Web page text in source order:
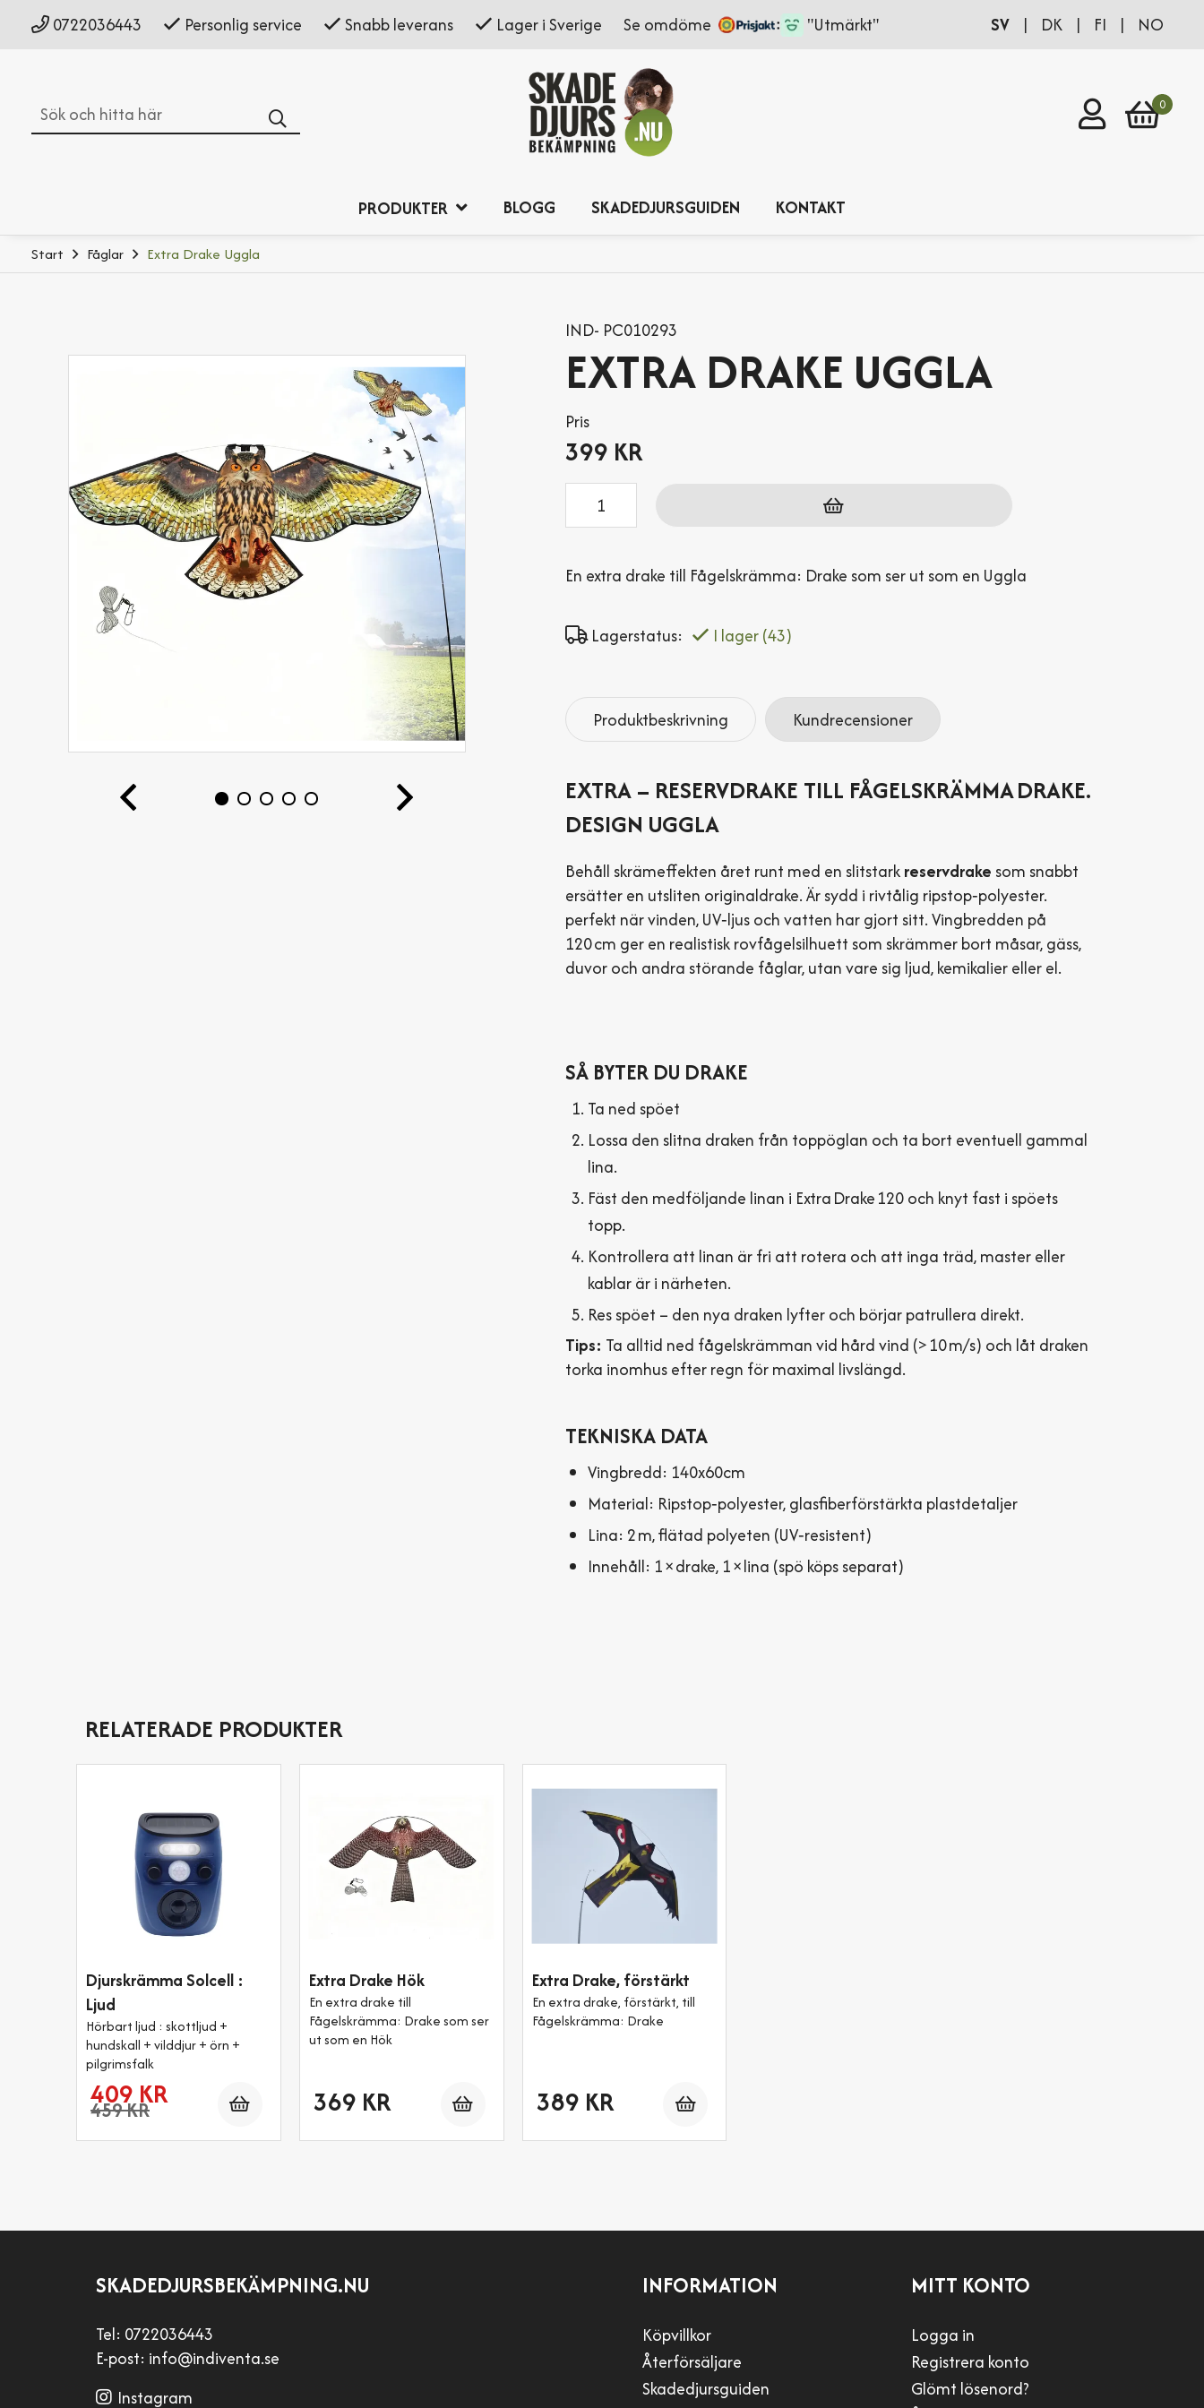
0722036443 Personlig service Snabb leverans Lager i Sverige Se omdöme "Utmärkt" SV | DK | FI | NO
Sök
Logga in
0
PRODUKTER BLOGG SKADEDJURSGUIDEN KONTAKT
Start Fåglar Extra Drake Uggla
IND- PC010293
EXTRA DRAKE UGGLA
Pris
399 KR
Antal
En extra drake till Fågelskrämma: Drake som ser ut som en Uggla
Lagerstatus: I lager(43)
Produktbeskrivning Kundrecensioner
EXTRA – RESERV­DRAKE TILL FÅGELSKRÄMMA DRAKE.
DESIGN UGGLA
Behåll skräm­effekten året runt med en slitstarkreserv­drake som snabbt
ersätter en utsliten originaldrake. Är sydd i riv­tålig ripstop‑polyester.
perfekt när vinden, UV‑ljus och vatten har gjort sitt. Ving­bredden på
120 cm ger en realistisk rov­fågel­silhuett som skrämmer bort måsar, gäss,
duvor och andra störande fåglar, utan vare sig ljud, kemikalier eller el.
SÅ BYTER DU DRAKE
Ta ned spöet
Lossa den slitna draken från toppöglan och ta bort eventuell gammal
lina.
Fäst den medföljande linan i Extra Drake 120 och knyt fast i spöets
topp.
Kontrollera att linan är fri att rotera och att inga träd, master eller
kablar är i närheten.
Res spöet – den nya draken lyfter och börjar patrullera direkt.
Tips: Ta alltid ned fågelskrämman vid hård vind (> 10 m/s) och låt draken
torka inomhus efter regn för maximal livslängd.
TEKNISKA DATA
Vingbredd: 140x60cm
Material: Ripstop‑polyester, glasfiberförstärkta plastdetaljer
Lina: 2 m, flätad polyeten (UV‑resistent)
Innehåll: 1 × drake, 1 × lina (spö köps separat)
RELATERADE PRODUKTER
Djurskrämma Solcell :
Ljud
Hörbart ljud : skottljud +
hundskall + vilddjur + örn +
pilgrimsfalk
409 KR
459 KR
Extra Drake Hök
En extra drake till
Fågelskrämma: Drake som ser
ut som en Hök
369 KR
Extra Drake, förstärkt
En extra drake, förstärkt, till
Fågelskrämma: Drake
389 KR
SKADEDJURSBEKÄMPNING.NU
Tel: 0722036443
E-post: info@indiventa.se
Instagram
INFORMATION
Köpvillkor
Återförsäljare
Skadedjursguiden
MITT KONTO
Logga in
Registrera konto
Glömt lösenord?